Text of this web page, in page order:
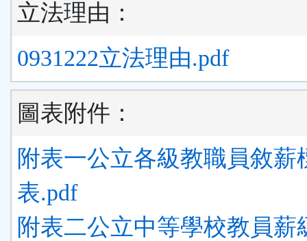
立法理由：
0931222立法理由.pdf
圖表附件：
附表一公立各級教職員敘薪
表.pdf
附表二公立中等學校教員薪